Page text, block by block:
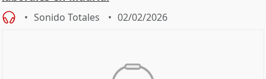
Sonido Totales 02/02/2026